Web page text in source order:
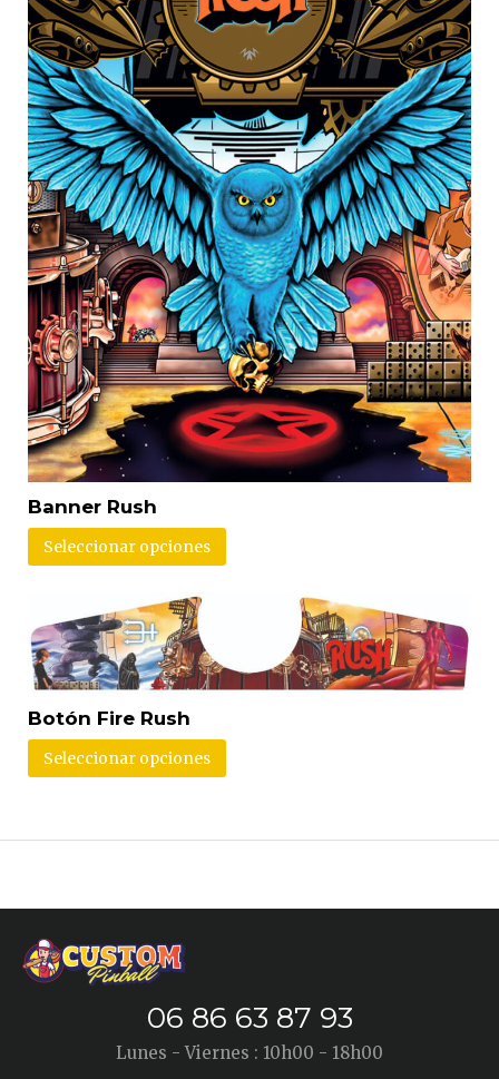
Banner Rush
Seleccionar opciones
Botón Fire Rush
Seleccionar opciones
06 86 63 87 93
Lunes - Viernes : 10h00 - 18h00